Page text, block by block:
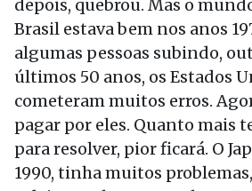
depois, quebrou. Mas o
Brasil estava bem nos anos
algumas pessoas subindo,
últimos 50 anos, os Estados
cometeram muitos erros.
pagar por eles. Quanto mais
para resolver, pior ficará. O
1990, tinha muitos